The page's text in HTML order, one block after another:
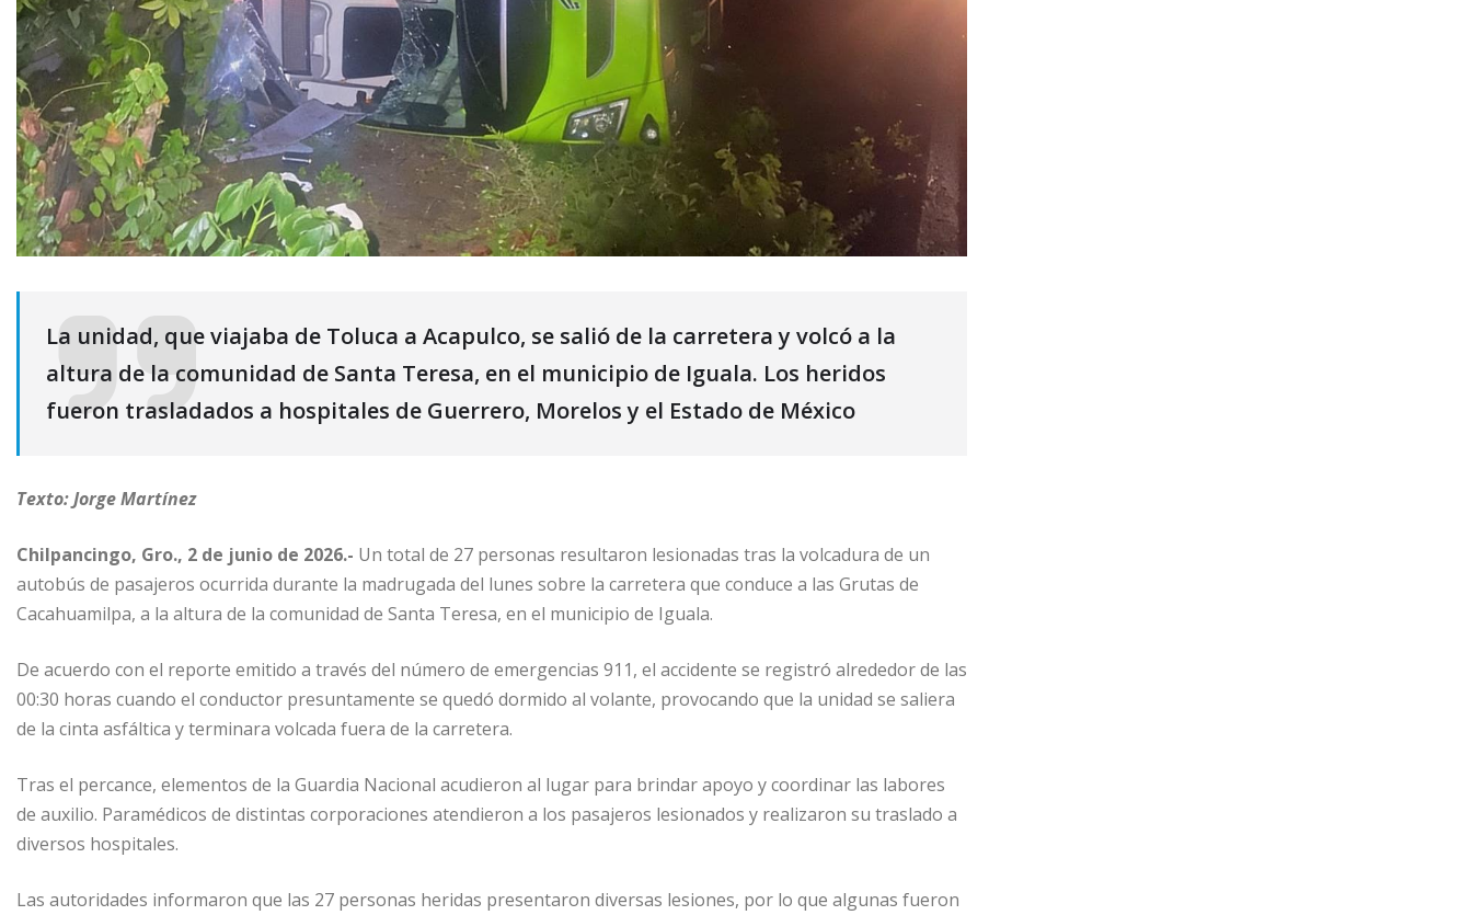
La unidad, que viajaba de Toluca a Acapulco, se salió de la carretera y volcó a la
altura de la comunidad de Santa Teresa, en el municipio de Iguala. Los heridos
fueron trasladados a hospitales de Guerrero, Morelos y el Estado de México
Texto: Jorge Martínez
Chilpancingo, Gro., 2 de junio de 2026.- Un total de 27 personas resultaron lesionadas tras la volcadura de un
autobús de pasajeros ocurrida durante la madrugada del lunes sobre la carretera que conduce a las Grutas de
Cacahuamilpa, a la altura de la comunidad de Santa Teresa, en el municipio de Iguala.
De acuerdo con el reporte emitido a través del número de emergencias 911, el accidente se registró alrededor de las
00:30 horas cuando el conductor presuntamente se quedó dormido al volante, provocando que la unidad se saliera
de la cinta asfáltica y terminara volcada fuera de la carretera.
Tras el percance, elementos de la Guardia Nacional acudieron al lugar para brindar apoyo y coordinar las labores
de auxilio. Paramédicos de distintas corporaciones atendieron a los pasajeros lesionados y realizaron su traslado a
diversos hospitales.
Las autoridades informaron que las 27 personas heridas presentaron diversas lesiones, por lo que algunas fueron